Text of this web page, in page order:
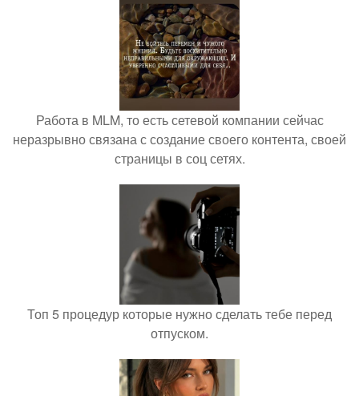
Работа в MLM, то есть сетевой компании сейчас
неразрывно связана с создание своего контента, своей
страницы в соц сетях.
Топ 5 процедур которые нужно сделать тебе перед
отпуском.